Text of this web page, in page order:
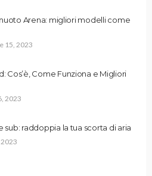
Arena: migliori modelli come
15, 2023
Cos’è, Come Funziona e Migliori
2023
sub: raddoppia la tua scorta di aria